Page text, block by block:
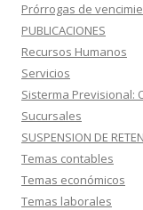
Prórrogas de
PUBLICACIONES
Recursos Humanos
Servicios
Sisterma Previsional:
Sucursales
SUSPENSION DE
Temas contables
Temas económicos
Temas laborales